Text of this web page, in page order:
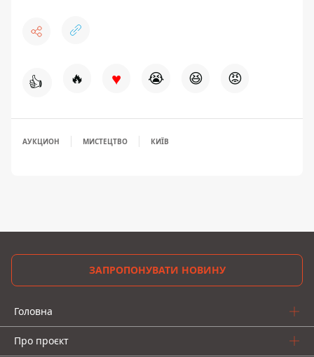
👍 🔥 ♥ 😭 😆 😡
АУКЦИОН МИСТЕЦТВО КИЇВ
ЗАПРОПОНУВАТИ НОВИНУ
Головна
Про проєкт